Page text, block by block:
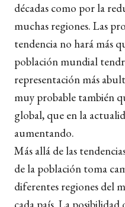
décadas como por la
muchas regiones. Las
tendencia no hará más
población mundial
representación más
muy probable también
global, que en la
aumentando.
Más allá de las
de la población toma
diferentes regiones del